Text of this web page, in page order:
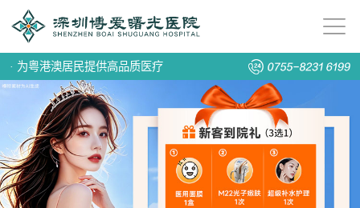
· 为粤港澳居民提供高品质医疗